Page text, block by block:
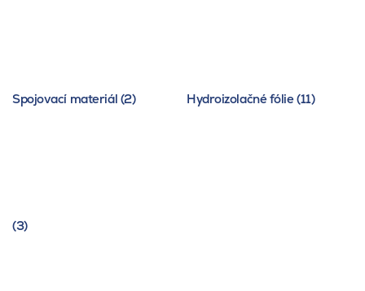
Spojovací materiál (2) Hydroizolačné fólie (11)
(3)